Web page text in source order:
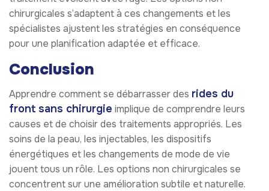
chirurgicales s’adaptent à ces changements et les
spécialistes ajustent les stratégies en conséquence
pour une planification adaptée et efficace.
Conclusion
Apprendre comment se débarrasser des rides du
front sans chirurgie implique de comprendre leurs
causes et de choisir des traitements appropriés. Les
soins de la peau, les injectables, les dispositifs
énergétiques et les changements de mode de vie
jouent tous un rôle. Les options non chirurgicales se
concentrent sur une amélioration subtile et naturelle.